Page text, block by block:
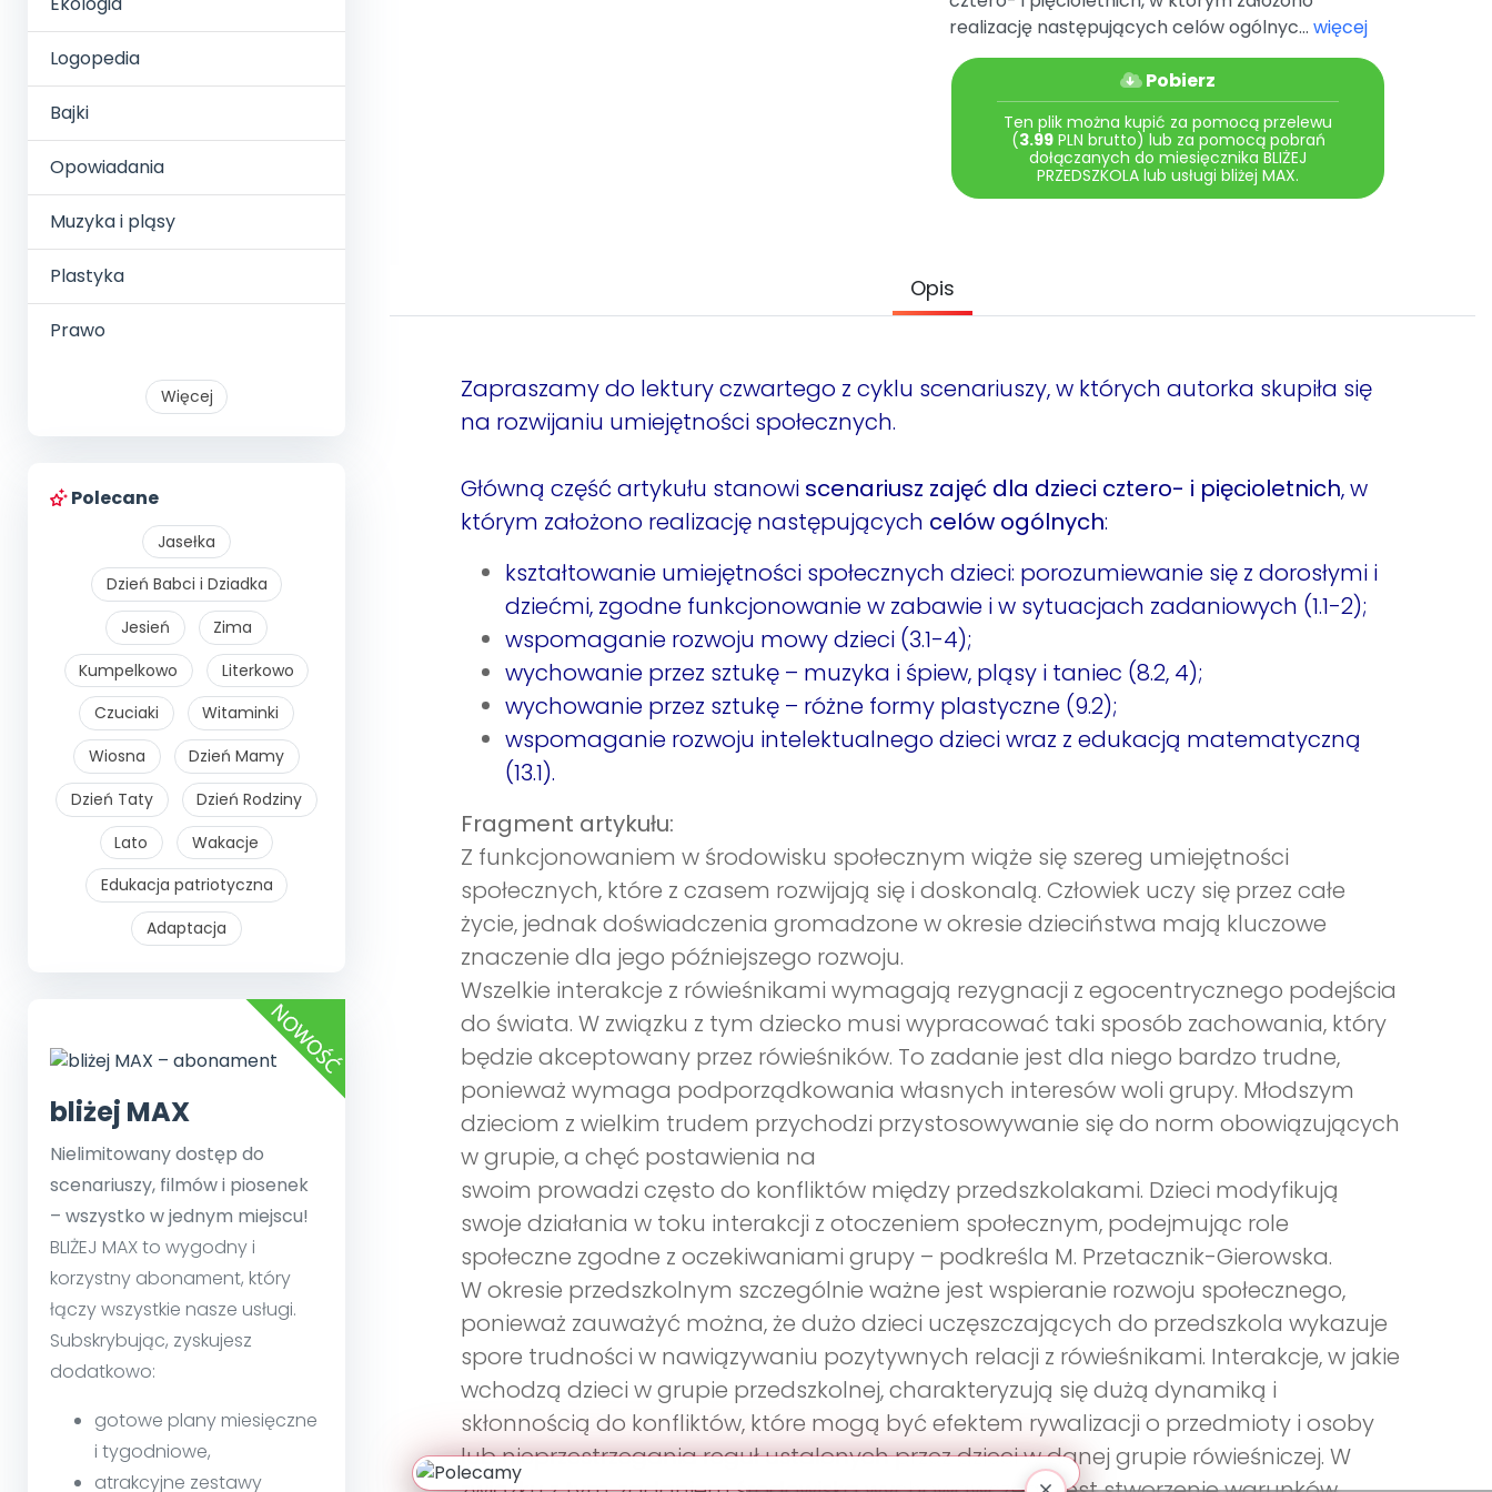
Logopedia
Bajki
Opowiadania
Muzyka i pląsy
Plastyka
Prawo
Więcej
Polecane
Jasełka
Dzień Babci i Dziadka
Jesień
Zima
Kumpelkowo
Literkowo
Czuciaki
Witaminki
Wiosna
Dzień Mamy
Dzień Taty
Dzień Rodziny
Lato
Wakacje
Edukacja patriotyczna
Adaptacja
bliżej MAX
Nielimitowany dostęp do
scenariuszy, filmów i piosenek
– wszystko w jednym miejscu!
BLIŻEJ MAX to wygodny i
korzystny abonament, który
łączy wszystkie nasze usługi.
Subskrybując, zyskujesz
dodatkowo:
gotowe plany miesięczne
i tygodniowe,
atrakcyjne zestawy
realizację następujących celów ogólnyc... więcej
Pobierz
Ten plik można kupić za pomocą przelewu
(3.99PLN brutto) lub za pomocą pobrań
dołączanych do miesięcznika BLIŻEJ
PRZEDSZKOLA lub usługi bliżej MAX.
Opis
Zapraszamy do lektury czwartego z cyklu scenariuszy, w których autorka skupiła się
na rozwijaniu umiejętności społecznych.
Główną część artykułu stanowi scenariusz zajęć dla dzieci cztero- i pięcioletnich, w
którym założono realizację następujących celów ogólnych:
kształtowanie umiejętności społecznych dzieci: porozumiewanie się z dorosłymi i
dziećmi, zgodne funkcjonowanie w zabawie i w sytuacjach zadaniowych (1.1-2);
wspomaganie rozwoju mowy dzieci (3.1-4);
wychowanie przez sztukę – muzyka i śpiew, pląsy i taniec (8.2, 4);
wychowanie przez sztukę – różne formy plastyczne (9.2);
wspomaganie rozwoju intelektualnego dzieci wraz z edukacją matematyczną
(13.1).
Fragment artykułu:
Z funkcjonowaniem w środowisku społecznym wiąże się szereg umiejętności
społecznych, które z czasem rozwijają się i doskonalą. Człowiek uczy się przez całe
życie, jednak doświadczenia gromadzone w okresie dzieciństwa mają kluczowe
znaczenie dla jego późniejszego rozwoju.
Wszelkie interakcje z rówieśnikami wymagają rezygnacji z egocentrycznego podejścia
do świata. W związku z tym dziecko musi wypracować taki sposób zachowania, który
będzie akceptowany przez rówieśników. To zadanie jest dla niego bardzo trudne,
ponieważ wymaga podporządkowania własnych interesów woli grupy. Młodszym
dzieciom z wielkim trudem przychodzi przystosowywanie się do norm obowiązujących
w grupie, a chęć postawienia na
swoim prowadzi często do konfliktów między przedszkolakami. Dzieci modyfikują
swoje działania w toku interakcji z otoczeniem społecznym, podejmując role
społeczne zgodne z oczekiwaniami grupy – podkreśla M. Przetacznik-Gierowska.
W okresie przedszkolnym szczególnie ważne jest wspieranie rozwoju społecznego,
ponieważ zauważyć można, że dużo dzieci uczęszczających do przedszkola wykazuje
spore trudności w nawiązywaniu pozytywnych relacji z rówieśnikami. Interakcje, w jakie
wchodzą dzieci w grupie przedszkolnej, charakteryzują się dużą dynamiką i
skłonnością do konfliktów, które mogą być efektem rywalizacji o przedmioty i osoby
lub nieprzestrzegania reguł ustalonych przez dzieci w danej grupie rówieśniczej. W